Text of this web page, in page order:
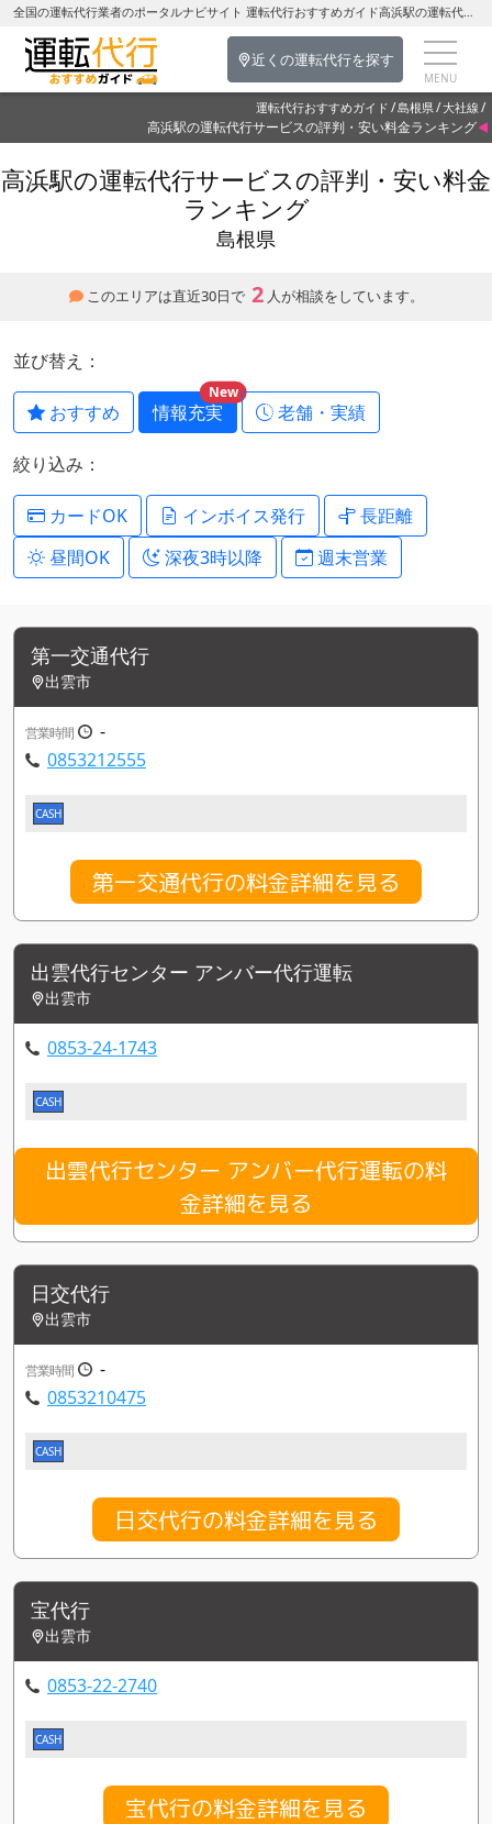
全国の運転代行業者のポータルナビサイト 運転代行おすすめガイド高浜駅の運転代行を探す-島根県の運転代行
近くの運転代行を探す
運転代行おすすめガイド 島根県 大社線
高浜駅の運転代行サービスの評判・安い料金ランキング
高浜駅の運転代行サービスの評判・安い料金
ランキング
島根県
このエリアは直近30日で 2 人が相談をしています。
並び替え：
おすすめ 情報充実
New
老舗・実績
絞り込み：
カードOK インボイス発行
長距離
昼間OK
深夜3時以降 週末営業
第一交通代行
出雲市
営業時間
-
0853212555
CASH
第一交通代行の料金詳細を見る
出雲代行センター アンバー代行運転
出雲市
0853-24-1743
CASH
出雲代行センター アンバー代行運転の料
金詳細を見る
日交代行
出雲市
営業時間
-
0853210475
CASH
日交代行の料金詳細を見る
宝代行
出雲市
0853-22-2740
CASH
宝代行の料金詳細を見る